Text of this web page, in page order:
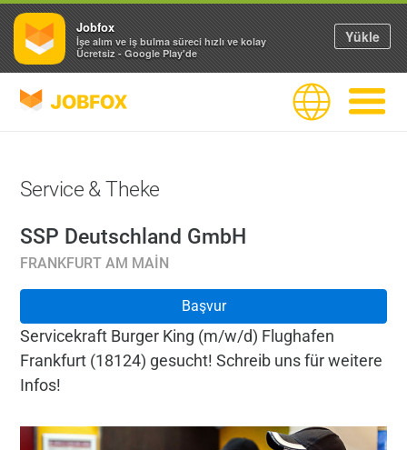
JOBFOX Dil
Service & Theke
SSP Deutschland GmbH
FRANKFURT AM MAIN
Başvur
Servicekraft Burger King (m/w/d) Flughafen
Frankfurt (18124) gesucht! Schreib uns für weitere
Infos!
Jobfox
İşe alım ve iş bulma süreci hızlı ve kolay
Ücretsiz - Google Play'de
Yükle